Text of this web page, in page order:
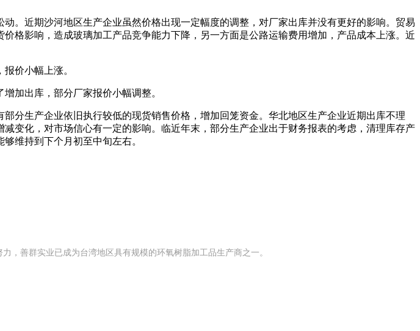
近期沙河地区生产企业虽然价格出现一定幅度的调整，对厂家出库并没有更好的影响。贸易
格影响，造成玻璃加工产品竞争能力下降，另一方面是公路运输费用增加，产品成本上涨。近
价小幅上涨。
加出库，部分厂家报价小幅调整。
生产企业依旧执行较低的现货销售价格，增加回笼资金。华北地区生产企业近期出库不理
变化，对市场信心有一定的影响。临近年末，部分生产企业出于财务报表的考虑，清理库存产
维持到下个月初至中旬左右。
，善群实业已成为台湾地区具有规模的环氧树脂加工品生产商之一。